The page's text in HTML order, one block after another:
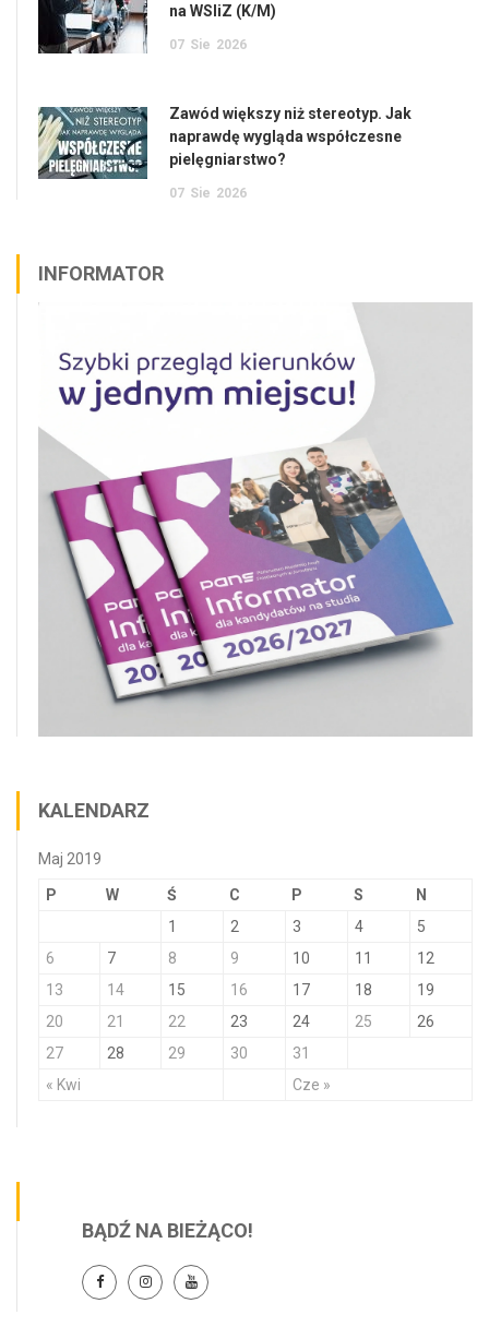
na WSIiZ (K/M)
07 Sie 2026
Zawód większy niż stereotyp. Jak
naprawdę wygląda współczesne
pielęgniarstwo?
07 Sie 2026
INFORMATOR
KALENDARZ
Maj 2019
P W Ś C P S N
« Kwi Cze »
1 2 3 4
5
6
7 8 9 10 11
12
13
14 15 16 17 18
19
20
21 22 23 24 25
26
27
28 29 30 31
BĄDŹ NA BIEŻĄCO!